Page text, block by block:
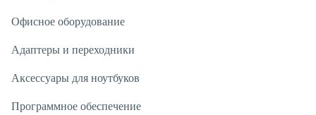
Офисное оборудование
Адаптеры и переходники
Аксессуары для ноутбуков
Программное обеспечение